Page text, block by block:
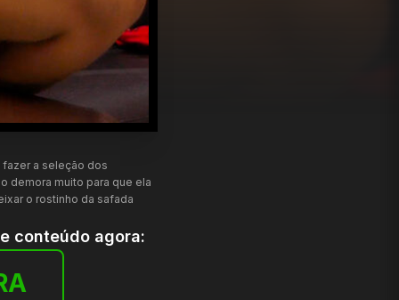
fazer a seleção dos
demora muito para que ela
o rostinho da safada
conteúdo agora: